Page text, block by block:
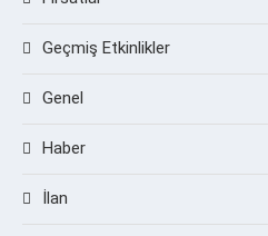
Geçmiş Etkinlikler
Genel
Haber
İlan